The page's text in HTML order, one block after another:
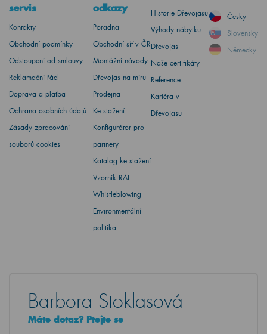
servis
Kontakty
Obchodní podmínky
Odstoupení od smlouvy
Reklamační řád
Doprava a platba
Ochrana osobních údajů
Zásady zpracování
souborů cookies
odkazy
Poradna
Obchodní síť v ČR
Montážní návody
Dřevojas na míru
Prodejna
Ke stažení
Konfigurátor pro
partnery
Katalog ke stažení
Vzorník RAL
Whistleblowing
Environmentální
politika
Historie Dřevojasu
Výhody nábytku
Dřevojas
Naše certifikáty
Reference
Kariéra v
Dřevojasu
Česky
Slovensky
Německy
Barbora Stoklasová
Máte dotaz? Ptejte se